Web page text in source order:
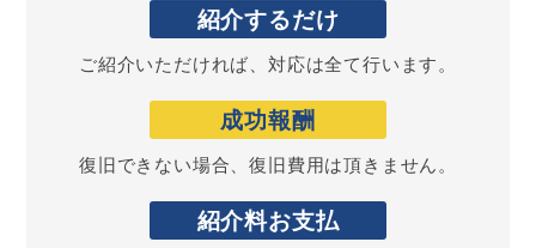
紹介するだけ
ご紹介いただければ、対応は全て行います。
成功報酬
復旧できない場合、復旧費用は頂きません。
紹介料お支払